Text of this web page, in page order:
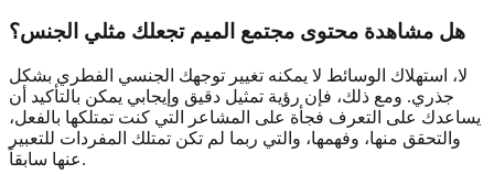
هل مشاهدة محتوى مجتمع الميم تجعلك مثلي الجنس؟
لا، استهلاك الوسائط لا يمكنه تغيير توجهك الجنسي الفطري بشكل
جذري. ومع ذلك، فإن رؤية تمثيل دقيق وإيجابي يمكن بالتأكيد أن
يساعدك على التعرف فجأة على المشاعر التي كنت تمتلكها بالفعل،
والتحقق منها، وفهمها، والتي ربما لم تكن تمتلك المفردات للتعبير
عنها سابقاً.